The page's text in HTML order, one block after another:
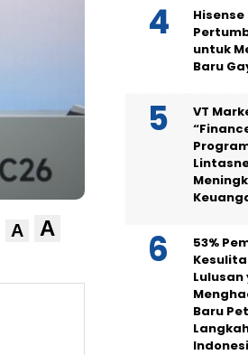
A A
untuk
Baru
VT
53%
Lulusan
Baru